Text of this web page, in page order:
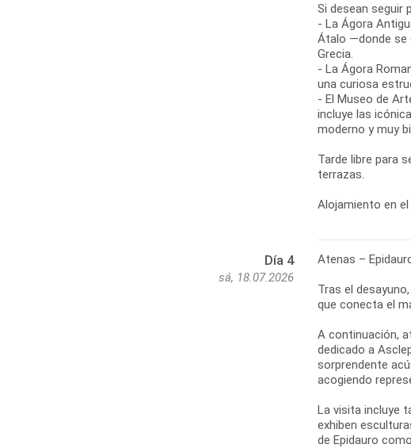
Si desean seguir
- La Ágora
Átalo —donde se
Grecia.
- La Ágora
una curiosa
- El Museo de
incluye las
moderno y muy
Tarde libre para
terrazas.
Alojamiento en
Día 4
sá, 18.07.2026
Atenas –
Tras el
que conecta el
A continuación,
dedicado a
sorprendente
acogiendo
La visita incluye
exhiben
de Epidauro